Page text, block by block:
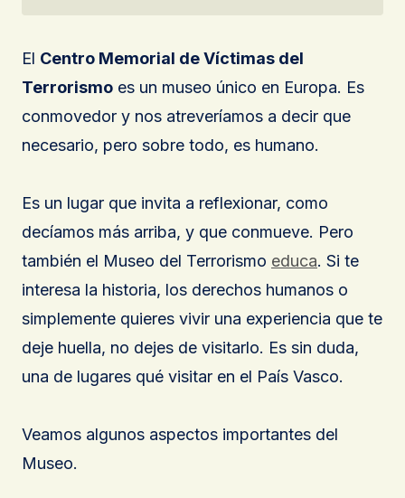
El Centro Memorial de Víctimas del
Terrorismo es un museo único en Europa. Es
conmovedor y nos atreveríamos a decir que
necesario, pero sobre todo, es humano.
Es un lugar que invita a reflexionar, como
decíamos más arriba, y que conmueve. Pero
también el Museo del Terrorismo educa. Si te
interesa la historia, los derechos humanos o
simplemente quieres vivir una experiencia que te
deje huella, no dejes de visitarlo. Es sin duda,
una de lugares qué visitar en el País Vasco.
Veamos algunos aspectos importantes del
Museo.